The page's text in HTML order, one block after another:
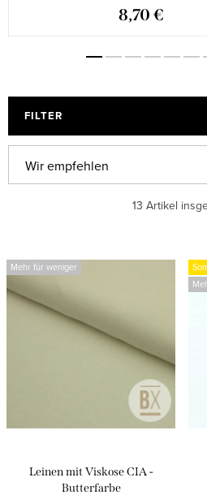
8,70 €
FILTER
r
u
k
t
Wir empfehlen
Meistverkauft
Alphabetisch
13 Artikel
L
i
s
Mehr für weniger
Leinen mit Viskose CIA -
Butterfarbe